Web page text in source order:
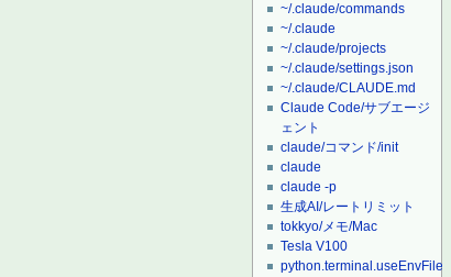
~/.claude/commands
~/.claude
~/.claude/projects
~/.claude/settings.json
~/.claude/CLAUDE.md
Claude Code/サブエージ
ェント
claude/コマンド/init
claude
claude -p
生成AI/レートリミット
tokkyo/メモ/Mac
Tesla V100
python.terminal.useEnvFile